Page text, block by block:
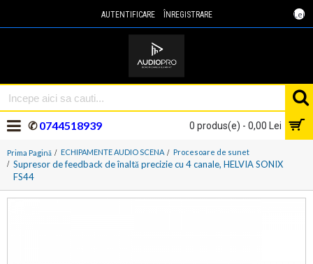
Lei
AUTENTIFICARE ÎNREGISTRARE
0 produs(e) - 0,00 Lei
✆0744518939
Prima Pagină ECHIPAMENTE AUDIO SCENA Procesoare de sunet
Supresor de feedback de înaltă precizie cu 4 canale, HELVIA SONIX
FS44